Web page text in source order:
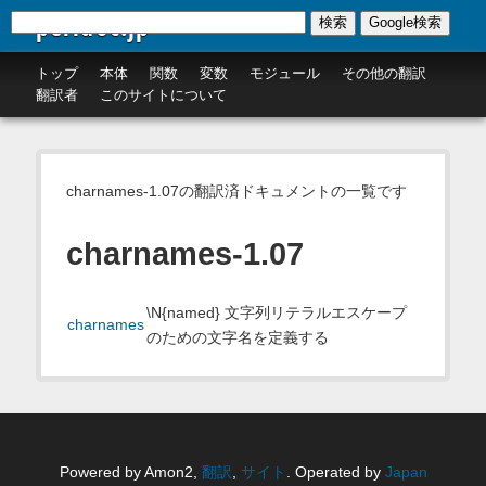
perldoc.jp
トップ 本体 関数 変数 モジュール
その他の翻訳
翻訳者
このサイトについて
検索 Google検索
charnames-1.07の翻訳済ドキュメントの一覧です
charnames-1.07
charnames
\N{named} 文字列リテラルエスケープ
のための文字名を定義する
Powered by Amon2, 翻訳 サイト . Operated by Japan